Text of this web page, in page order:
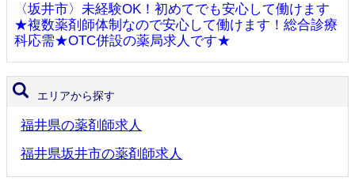
〈坂井市〉未経験OK！初めてでも安心して働けます
★複数薬剤師体制なので安心して働けます！総合診療
科応需★OTC併設の薬局求人です★
エリアから探す
福井県の薬剤師求人
福井県坂井市の薬剤師求人